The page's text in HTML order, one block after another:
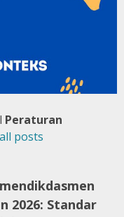
Peraturan
posts
2026: Standar